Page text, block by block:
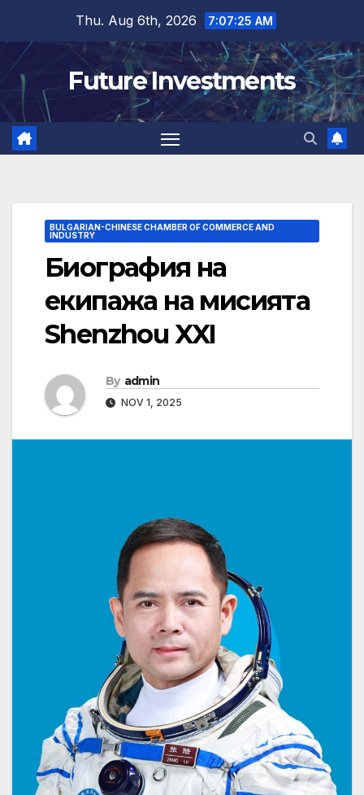
content
Thu. Aug 6th, 2026 7:07:25 AM
Future Investments
BULGARIAN-CHINESE CHAMBER OF COMMERCE AND
INDUSTRY
Биография на
екипажа на мисията
Shenzhou XXI
By admin
NOV 1, 2025